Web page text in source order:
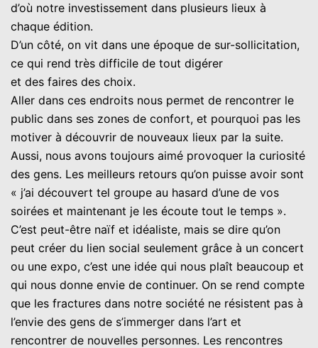
d’où notre investissement dans plusieurs lieux à
chaque édition.
D’un côté, on vit dans une époque de sur-sollicitation,
ce qui rend très difficile de tout digérer
et des faires des choix.
Aller dans ces endroits nous permet de rencontrer le
public dans ses zones de confort, et pourquoi pas les
motiver à découvrir de nouveaux lieux par la suite.
Aussi, nous avons toujours aimé provoquer la curiosité
des gens. Les meilleurs retours qu’on puisse avoir sont
« j’ai découvert tel groupe au hasard d’une de vos
soirées et maintenant je les écoute tout le temps ».
C’est peut-être naïf et idéaliste, mais se dire qu’on
peut créer du lien social seulement grâce à un concert
ou une expo, c’est une idée qui nous plaît beaucoup et
qui nous donne envie de continuer. On se rend compte
que les fractures dans notre société ne résistent pas à
l’envie des gens de s’immerger dans l’art et
rencontrer de nouvelles personnes. Les rencontres